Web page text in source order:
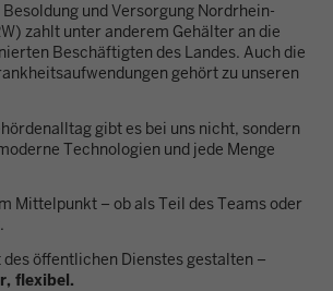
und Versorgung Nordrhein-
zahlt unter anderem Gehälter an die
Beschäftigten des Landes. Auch die
gehört zu unseren
gibt es bei uns nicht, sondern
Technologien und jede Menge
Mittelpunkt – ob als Teil des Teams oder
öffentlichen Dienstes gestalten –
flexibel.